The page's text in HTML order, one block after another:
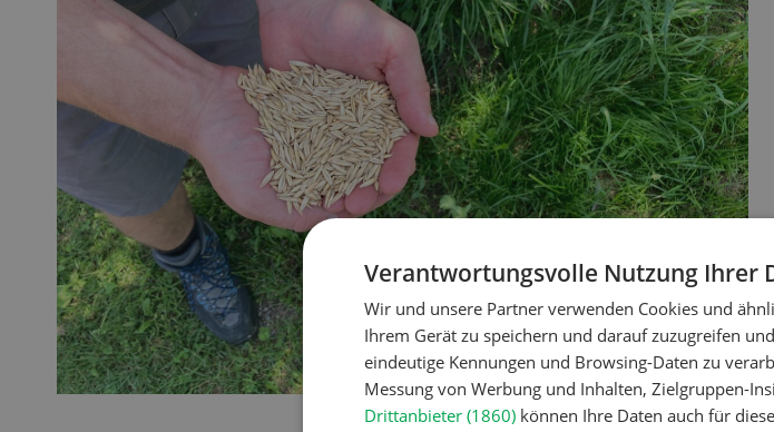
Hof in neuer Hand
Betriebsleiterinnen und
Betriebsleiter zeigen, wie sie ihren
Betrieb nach der Übernahme
weiterentwickeln.
MEHR ERFAHREN
Was auf den Schweizer Pflanzenbau
und die Tierhaltung zukommt und
wie sich die Schweizer
Landwirtschaft gegen Hitze,
Trockenheit und Extremwetter
schützen kann.
MEHR ERFAHREN
Verantwortungsvolle Nutzung Ihrer
Wir und unsere Partner verwenden Cookies und
Ihrem Gerät zu speichern und darauf zuzugreifen
eindeutige Kennungen und Browsing-Daten zu
Messung von Werbung und Inhalten, Zielgruppen-
Drittanbieter (1860) können Ihre Daten auch für